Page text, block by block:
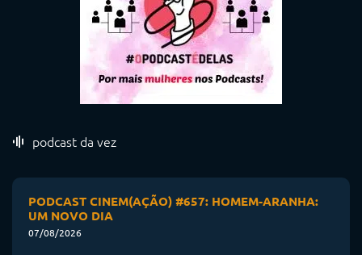
podcast da vez
PODCAST CINEM(AÇÃO) #657: HOMEM-ARANHA:
UM NOVO DIA
07/08/2026